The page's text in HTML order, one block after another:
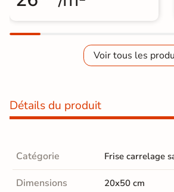
Voir tous les
Détails du produit
Catégorie Frise carrelage
Dimensions 20x50 cm